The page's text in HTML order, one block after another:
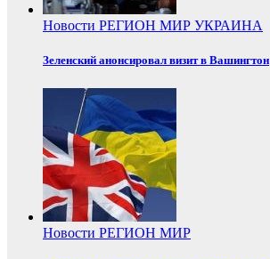
Новости РЕГИОН МИР УКРАИНА
Зеленский анонсировал визит в Вашингтон
Новости РЕГИОН МИР